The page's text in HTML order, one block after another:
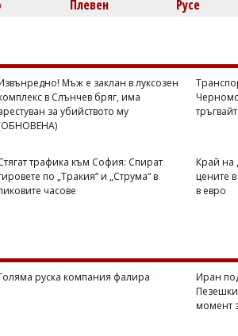
Плевен Русе
Мъж е заклан в луксозен
в Слънчев бряг, има
за убийството му
трафика към София: Спират
по „Тракия“ и „Струма“ в
часове
Край на
цените
в евро
руска компания фалира
Иран
момент